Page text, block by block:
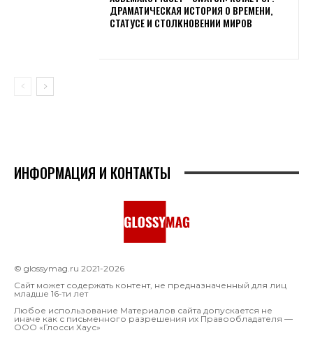
ДРАМАТИЧЕСКАЯ ИСТОРИЯ О ВРЕМЕНИ,
СТАТУСЕ И СТОЛКНОВЕНИИ МИРОВ
ИНФОРМАЦИЯ И КОНТАКТЫ
© glossymag.ru 2021-2026
Сайт может содержать контент, не предназначенный для лиц
младше 16-ти лет
Любое использование Материалов сайта допускается не
иначе как с письменного разрешения их Правообладателя —
OOO «Глосси Хаус»